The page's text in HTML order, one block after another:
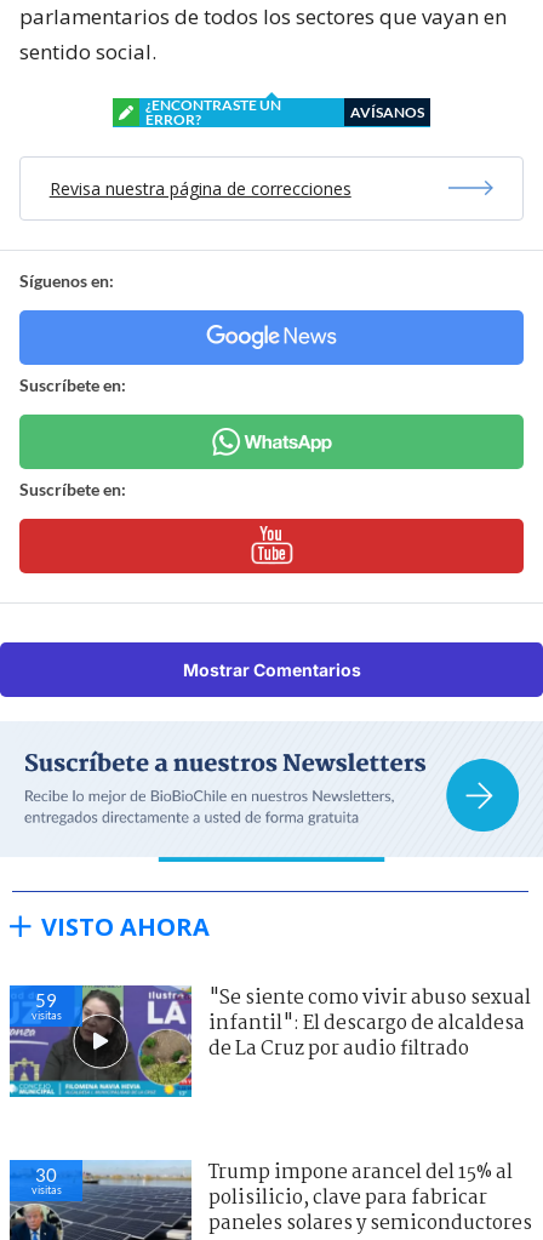
parlamentarios de todos los sectores que vayan en
sentido social.
¿ENCONTRASTE UN
ERROR?
AVÍSANOS
Revisa nuestra página de correcciones
Síguenos en:
Suscríbete en:
Suscríbete en:
Mostrar Comentarios
VISTO AHORA
59
visitas
"Se siente como vivir abuso sexual
infantil": El descargo de alcaldesa
de La Cruz por audio filtrado
30
visitas
Trump impone arancel del 15% al
polisilicio, clave para fabricar
paneles solares y semiconductores